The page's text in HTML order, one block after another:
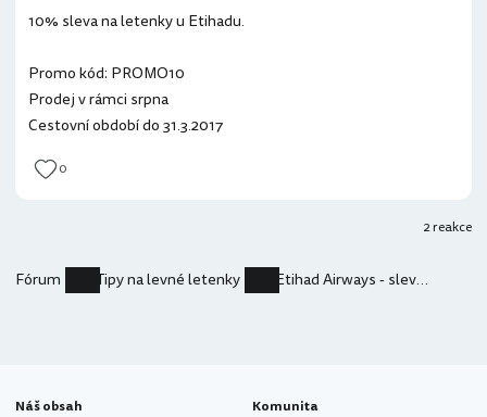
10% sleva na letenky u Etihadu.
Promo kód: PROMO10
Prodej v rámci srpna
Cestovní období do 31.3.2017
0
2 reakce
Fórum Tipy na levné letenky Etihad Airways - slevy a akce
Náš obsah Komunita